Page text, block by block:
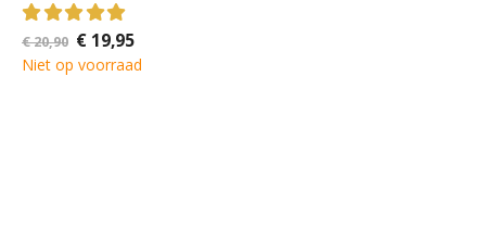
5.00out of 5
€20,90 Oorspronkelijke
prijs
was:
€19,95Huidige
prijs
is:
Niet op voorraad